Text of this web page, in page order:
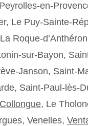
en-
Le Puy-Sainte-
Roque-
sur-Bayon,
Janson, Saint-
Saint-Paul-lès-
, Le
Venelles,